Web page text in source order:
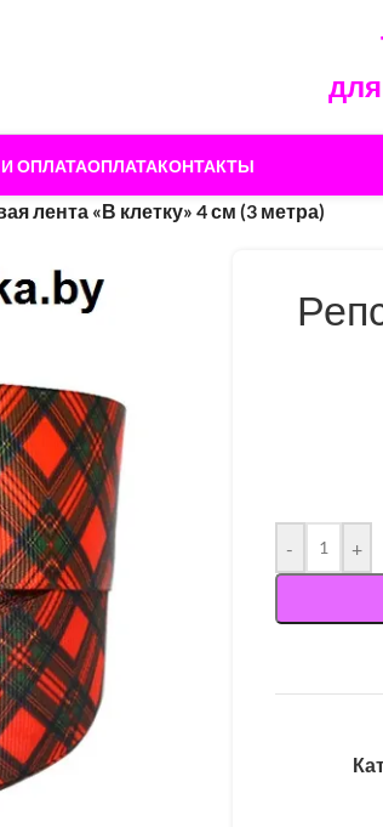
ОПЛАТАОПЛАТАКОНТАКТЫ
лента «В клетку» 4 см (3 метра)
- +